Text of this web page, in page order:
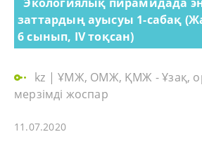
заттардың ауысуы 1-сабақ
6 сынып, IV тоқсан)
kz |ҰМЖ, ОМЖ, ҚМЖ - Ұзақ,
мерзімді жоспар
11.07.2020